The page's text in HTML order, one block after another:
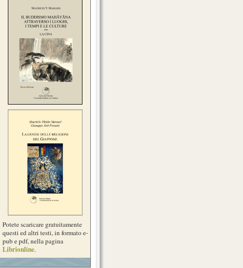
Potete scaricare gratuitamente
questi ed altri testi, in formato e-
pub e pdf, nella pagina
Librionline.